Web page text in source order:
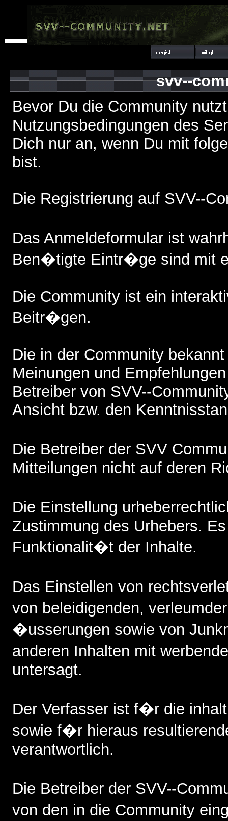
svv--
Bevor Du die Community
Nutzungsbedingungen des
Dich nur an, wenn Du mit
bist.
Die Registrierung auf SVV--
Das Anmeldeformular ist
Ben�tigte Eintr�ge sind mit
Die Community ist ein
Beitr�gen.
Die in der Community
Meinungen und
Betreiber von SVV--
Ansicht bzw. den
Die Betreiber der SVV
Mitteilungen nicht auf deren
Die Einstellung
Zustimmung des Urhebers.
Funktionalit�t der Inhalte.
Das Einstellen von
von beleidigenden,
�usserungen sowie von
anderen Inhalten mit
untersagt.
Der Verfasser ist f�r die
sowie f�r hieraus
verantwortlich.
Die Betreiber der SVV--
von den in die Community